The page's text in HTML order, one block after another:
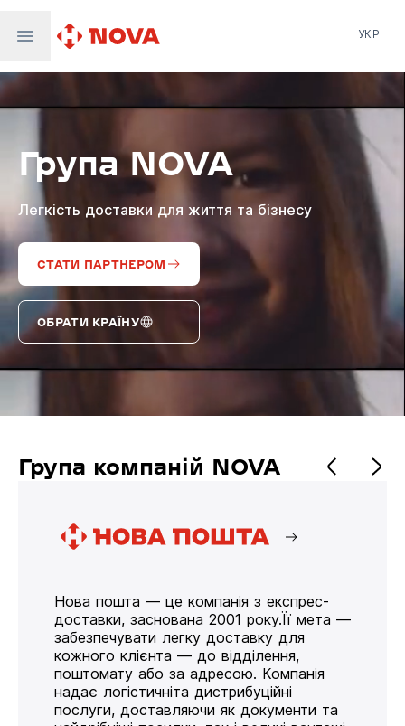
Nova Global
Nova Digital
Supernova Airlines
УКР
Група NOVA
Легкість доставки для життя та бізнесу
СТАТИ ПАРТНЕРОМ
ОБРАТИ КРАЇНУ
Група компаній NOVA
Нова пошта — це компанія з експрес-
доставки, заснована 2001 року.Її мета —
забезпечувати легку доставку для
кожного клієнта — до відділення,
поштомату або за адресою. Компанія
надає логістичніта дистрибуційні
послуги, доставляючи як документи та